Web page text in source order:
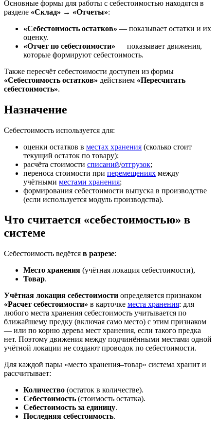
Основные формы для работы с себестоимостью находятся в
разделе «Склад» → «Отчеты»:
«Себестоимость остатков» — показывает остатки и их
оценку.
«Отчет по себестоимости» — показывает движения,
которые формируют себестоимость.
Также пересчёт себестоимости доступен из формы
«Себестоимость остатков» действием «Пересчитать
себестоимость».
Назначение
Себестоимость используется для:
оценки остатков в местах хранения (сколько стоит
текущий остаток по товару);
расчёта стоимости списаний/отгрузок;
переноса стоимости при перемещениях между
учётными местами хранения;
формирования себестоимости выпуска в производстве
(если используется модуль производства).
Что считается «себестоимостью» в
системе
Себестоимость ведётся в разрезе:
Место хранения (учётная локация себестоимости),
Товар.
Учётная локация себестоимости определяется признаком
«Расчет себестоимости» в карточке места хранения: для
любого места хранения себестоимость учитывается по
ближайшему предку (включая само место) с этим признаком
— или по корню дерева мест хранения, если такого предка
нет. Поэтому движения между подчинёнными местами одной
учётной локации не создают проводок по себестоимости.
Для каждой пары «место хранения–товар» система хранит и
рассчитывает:
Количество (остаток в количестве).
Себестоимость (стоимость остатка).
Себестоимость за единицу.
Последняя себестоимость.